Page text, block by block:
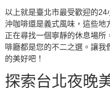
以上就是臺北市最受歡迎的
沖咖啡還是義式風味，這些地
正在尋找一個寧靜的休息場所
啡廳都是您的不二之選。讓
的美好吧！
探索台北夜晚